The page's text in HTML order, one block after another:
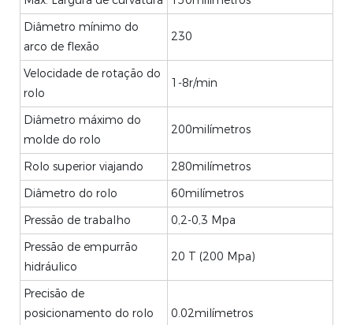
Diâmetro mínimo do
arco de flexão
230
Velocidade de rotação do
rolo
1-8r/min
Diâmetro máximo do
molde do rolo
200milímetros
Rolo superior viajando
280milímetros
Diâmetro do rolo
60milímetros
Pressão de trabalho
0,2-0,3 Mpa
Pressão de empurrão
hidráulico
20 T (200 Mpa)
Precisão de
posicionamento do rolo
0.02milímetros